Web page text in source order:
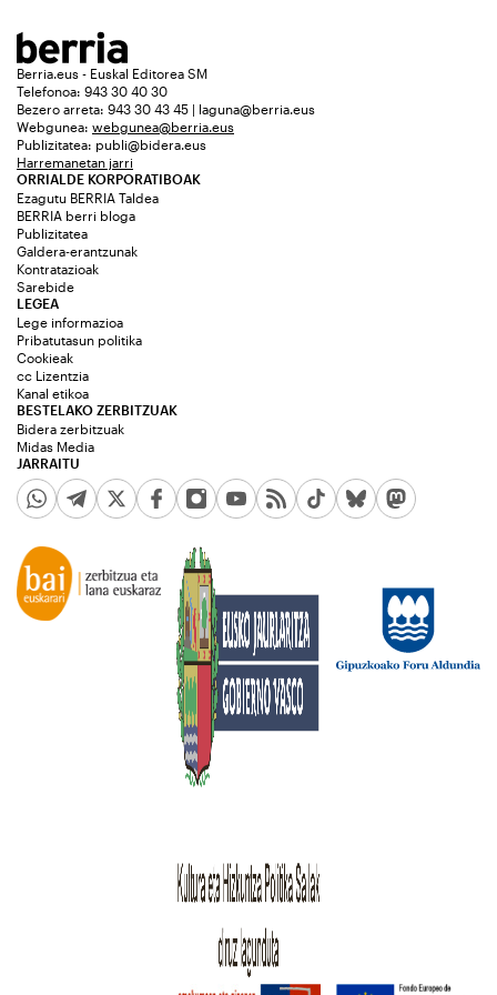
Berria.eus - Euskal Editorea SM
Telefonoa: 943 30 40 30
Bezero arreta: 943 30 43 45 | laguna@berria.eus
Webgunea: webgunea@berria.eus
Publizitatea: publi@bidera.eus
Harremanetan jarri
ORRIALDE KORPORATIBOAK
Ezagutu BERRIA Taldea
BERRIA berri bloga
Publizitatea
Galdera-erantzunak
Kontratazioak
Sarebide
JARRAITU
LEGEA
Lege informazioa
Pribatutasun politika
Cookieak
cc Lizentzia
Kanal etikoa
BESTELAKO ZERBITZUAK
Bidera zerbitzuak
Midas Media